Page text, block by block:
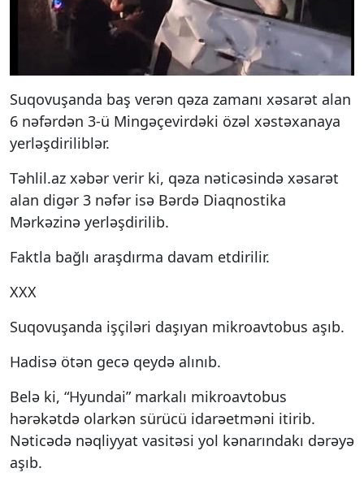
Suqovuşanda baş verən qəza zamanı xəsarət alan
6 nəfərdən 3-ü Mingəçevirdəki özəl xəstəxanaya
yerləşdiriliblər.
Təhlil.az xəbər verir ki, qəza nəticəsində xəsarət
alan digər 3 nəfər isə Bərdə Diaqnostika
Mərkəzinə yerləşdirilib.
Faktla bağlı araşdırma davam etdirilir.
XXX
Suqovuşanda işçiləri daşıyan mikroavtobus aşıb.
Hadisə ötən gecə qeydə alınıb.
Belə ki, “Hyundai” markalı mikroavtobus
hərəkətdə olarkən sürücü idarəetməni itirib.
Nəticədə nəqliyyat vasitəsi yol kənarındakı dərəyə
aşıb.